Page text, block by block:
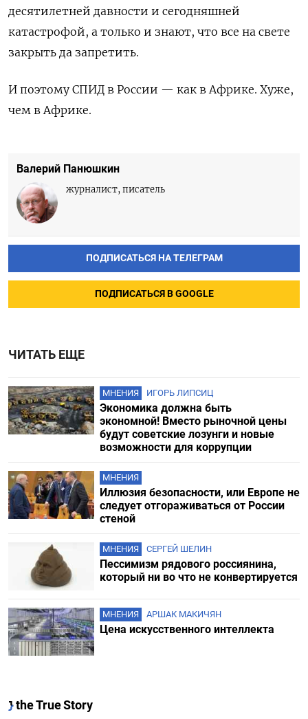
десятилетней давности и сегодняшней
катастрофой, а только и знают, что все на свете
закрыть да запретить.
И поэтому СПИД в России — как в Африке. Хуже,
чем в Африке.
Валерий Панюшкин
журналист, писатель
ПОДПИСАТЬСЯ НА ТЕЛЕГРАМ
ПОДПИСАТЬСЯ В GOOGLE
ЧИТАТЬ ЕЩЕ
МНЕНИЯ ИГОРЬ ЛИПСИЦ
Экономика должна быть
экономной! Вместо рыночной цены
будут советские лозунги и новые
возможности для коррупции
МНЕНИЯ
Иллюзия безопасности, или Европе не
следует отгораживаться от России
стеной
МНЕНИЯ СЕРГЕЙ ШЕЛИН
Пессимизм рядового россиянина,
который ни во что не конвертируется
МНЕНИЯ АРШАК МАКИЧЯН
Цена искусственного интеллекта